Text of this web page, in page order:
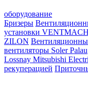
оборудование
Бризеры
установки
ZILON
вентиляторы Soler Palau
Lossnay Mitsubishi
рекуперацией